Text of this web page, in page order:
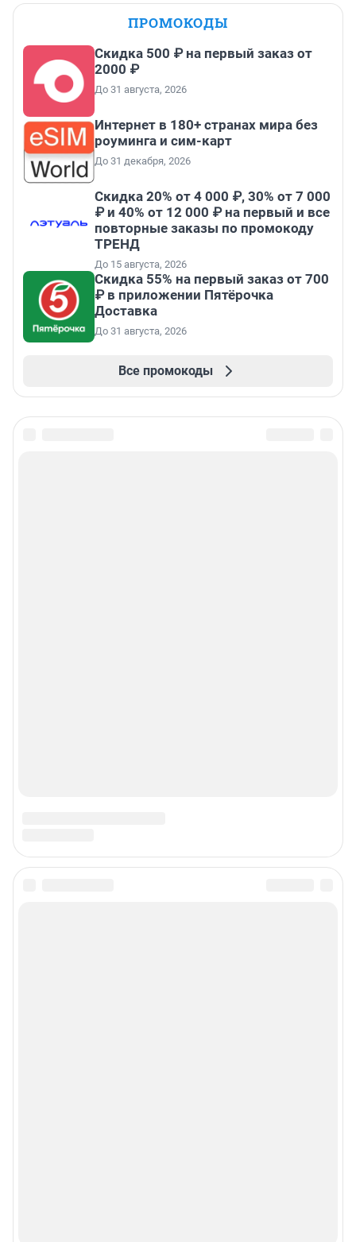
ПРОМОКОДЫ
Скидка 500 ₽ на первый заказ от
2000 ₽
До 31 августа, 2026
Интернет в 180+ странах мира без
роуминга и сим-карт
До 31 декабря, 2026
Скидка 20% от 4 000 ₽, 30% от 7 000
₽ и 40% от 12 000 ₽ на первый и все
повторные заказы по промокоду
ТРЕНД
До 15 августа, 2026
Скидка 55% на первый заказ от 700
₽ в приложении Пятёрочка
Доставка
До 31 августа, 2026
Все промокоды